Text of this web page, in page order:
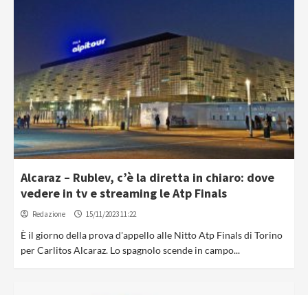
Alcaraz – Rublev, c’è la diretta in chiaro: dove
vedere in tv e streaming le Atp Finals
Redazione 15/11/2023 11:22
È il giorno della prova d'appello alle Nitto Atp Finals di Torino
per Carlitos Alcaraz. Lo spagnolo scende in campo...